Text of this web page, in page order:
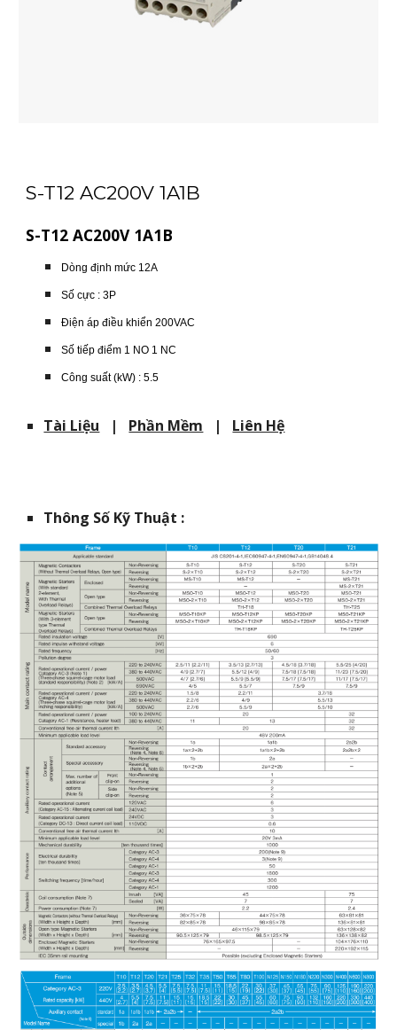
S-T12 AC200V 1A1B
S-T12 AC200V 1A1B
Dòng định mức 12A
Số cực : 3P
Điện áp điều khiển 200VAC
Số tiếp điểm 1 NO 1 NC
Công suất (kW) : 5.5
Tài Liệu | Phần Mềm | Liên Hệ
Thông Số Kỹ Thuật :